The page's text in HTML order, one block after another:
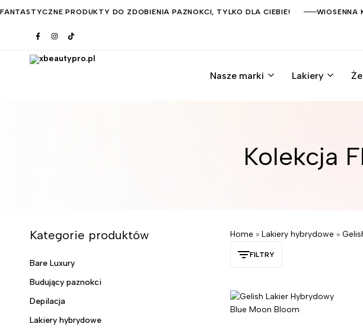
FANTASTYCZNE PRODUKTY DO ZDOBIENIA PAZNOKCI, TYLKO DLA CIEBIE! WIOSENNA
Nasze marki Lakiery
Kolekcja
Home »Lakiery hybrydowe »
FILTRY
Kategorie produktów
Bare Luxury
Budujący paznokci
Depilacja
Lakiery hybrydowe